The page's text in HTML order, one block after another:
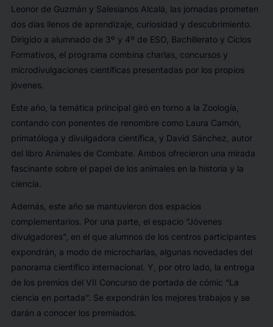
Leonor de Guzmán y Salesianos Alcalá, las jornadas prometen
dos días llenos de aprendizaje, curiosidad y descubrimiento.
Dirigido a alumnado de 3º y 4º de ESO, Bachillerato y Ciclos
Formativos, el programa combina charlas, concursos y
microdivulgaciones científicas presentadas por los propios
jóvenes.
Este año, la temática principal giró en torno a la Zoología,
contando con ponentes de renombre como Laura Camón,
primatóloga y divulgadora científica, y David Sánchez, autor
del libro Animales de Combate. Ambos ofrecieron una mirada
fascinante sobre el papel de los animales en la historia y la
ciencia.
Además, este año se mantuvieron dos espacios
complementarios. Por una parte, el espacio “Jóvenes
divulgadores”, en el que alumnos de los centros participantes
expondrán, a modo de microcharlas, algunas novedades del
panorama científico internacional. Y, por otro lado, la entrega
de los premios del VII Concurso de portada de cómic “La
ciencia en portada”. Se expondrán los mejores trabajos y se
darán a conocer los premiados.